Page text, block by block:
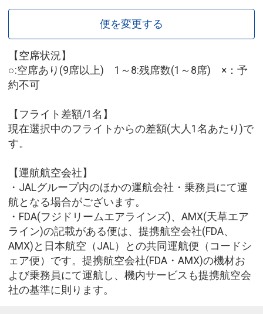
便を変更する
【空席状況】
○:空席あり(9席以上) 1～8:残席数(1～8席) ×：予
約不可
【フライト差額/1名】
現在選択中のフライトからの差額(大人1名あたり)で
す。
【運航航空会社】
・JALグループ内のほかの運航会社・乗務員にて運
航となる場合がございます。
・FDA(フジドリームエアラインズ)、AMX(天草エア
ライン)の記載がある便は、提携航空会社(FDA、
AMX)と日本航空（JAL）との共同運航便（コードシ
ェア便）です。提携航空会社(FDA・AMX)の機材お
よび乗務員にて運航し、機内サービスも提携航空会
社の基準に則ります。